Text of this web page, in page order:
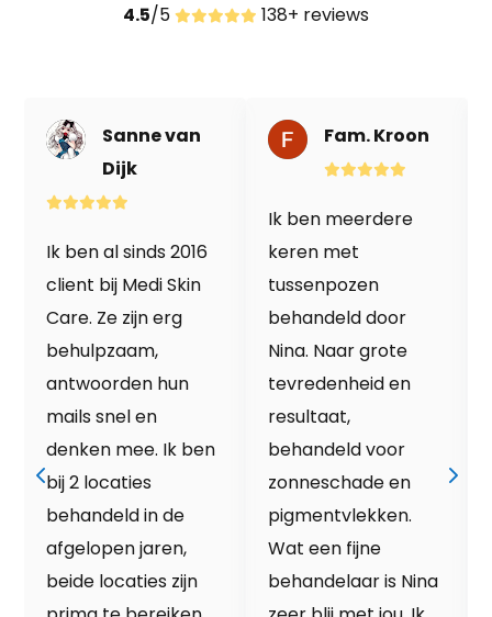
4.5/5 138+ reviews
Sanne van
Dijk
Ik ben al sinds 2016
client bij Medi Skin
Care. Ze zijn erg
behulpzaam,
antwoorden hun
mails snel en
denken mee. Ik ben
bij 2 locaties
behandeld in de
afgelopen jaren,
beide locaties zijn
Fam. Kroon
Ik ben meerdere
keren met
tussenpozen
behandeld door
Nina. Naar grote
tevredenheid en
resultaat,
behandeld voor
zonneschade en
pigmentvlekken.
Wat een fijne
behandelaar is Nina